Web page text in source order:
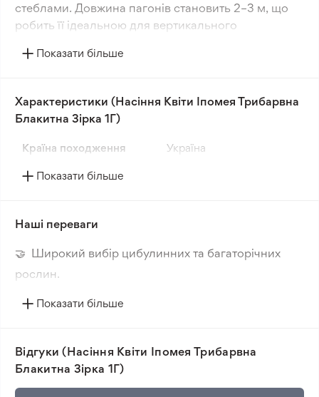
стеблами. Довжина пагонів становить 2–3 м, що
робить її ідеальною для вертикального
терас, альтанок і огорож.
мають ніжне блакитне забарвлення з темно-
синьою зіркоподібною серединкою, що надає їм
особливої привабливості. Цвітіння рясне та
тривале, зберігаючи декоративність протягом
усього сезону.
використовується для створення живих екранів і
адаптується до умов вирощування та невибаглива
в догляді. Підходить для вирощування у
Показати більше
Характеристики (Насіння Квіти Іпомея Трибарвна
Блакитна Зірка 1Г)
Країна походження Україна
Показати більше
Наші переваги
🤝 Широкий вибір цибулинних та багаторічних
рослин.
🔥 Нові сорти. Цікаві новинки кожного сезону.
🛡️ Захист покупок. Повернення коштів за товар, що
не відповідає очікуванням, згідно з умовами
Показати більше
Відгуки (Насіння Квіти Іпомея Трибарвна
Блакитна Зірка 1Г)